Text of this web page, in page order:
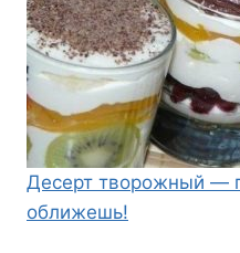
Десерт творожный —
оближешь!